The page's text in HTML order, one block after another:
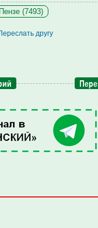
(7493)
другу